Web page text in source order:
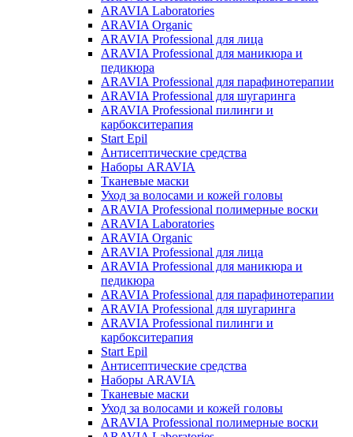
ARAVIA Laboratories
ARAVIA Organic
ARAVIA Professional для лица
ARAVIA Professional для маникюра и
педикюра
ARAVIA Professional для парафинотерапии
ARAVIA Professional для шугаринга
ARAVIA Professional пилинги и
карбокситерапия
Start Epil
Антисептические средства
Наборы ARAVIA
Тканевые маски
Уход за волосами и кожей головы
ARAVIA Professional полимерные воски
ARAVIA Laboratories
ARAVIA Organic
ARAVIA Professional для лица
ARAVIA Professional для маникюра и
педикюра
ARAVIA Professional для парафинотерапии
ARAVIA Professional для шугаринга
ARAVIA Professional пилинги и
карбокситерапия
Start Epil
Антисептические средства
Наборы ARAVIA
Тканевые маски
Уход за волосами и кожей головы
ARAVIA Professional полимерные воски